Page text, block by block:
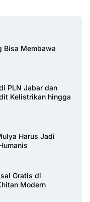
Bisa Membawa
PLN Jabar dan
Kelistrikan hingga
Harus Jadi
Gratis di
Modern